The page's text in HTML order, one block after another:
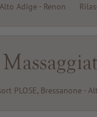
Adige - Renon
PLOSE, Bressanone -